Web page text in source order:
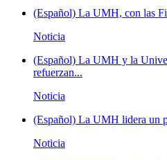
(Español) La UMH, con las
Noticia
(Español) La UMH y la
refuerzan...
Noticia
(Español) La UMH lidera un
Noticia